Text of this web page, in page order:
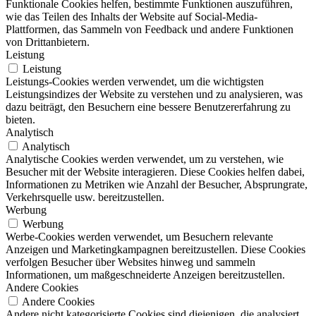
Funktionale Cookies helfen, bestimmte Funktionen auszuführen,
wie das Teilen des Inhalts der Website auf Social-Media-
Plattformen, das Sammeln von Feedback und andere Funktionen
von Drittanbietern.
Leistung
Leistung
Leistungs-Cookies werden verwendet, um die wichtigsten
Leistungsindizes der Website zu verstehen und zu analysieren, was
dazu beiträgt, den Besuchern eine bessere Benutzererfahrung zu
bieten.
Analytisch
Analytisch
Analytische Cookies werden verwendet, um zu verstehen, wie
Besucher mit der Website interagieren. Diese Cookies helfen dabei,
Informationen zu Metriken wie Anzahl der Besucher, Absprungrate,
Verkehrsquelle usw. bereitzustellen.
Werbung
Werbung
Werbe-Cookies werden verwendet, um Besuchern relevante
Anzeigen und Marketingkampagnen bereitzustellen. Diese Cookies
verfolgen Besucher über Websites hinweg und sammeln
Informationen, um maßgeschneiderte Anzeigen bereitzustellen.
Andere Cookies
Andere Cookies